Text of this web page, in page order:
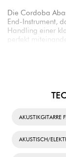
Die Cordoba
End-Instrument,
Handling einer
perfekt
AKUSTIKGITARRE
AKUSTISCH/